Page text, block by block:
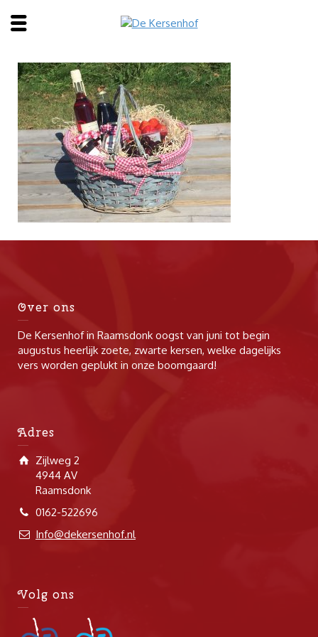
Over ons
De Kersenhof in Raamsdonk oogst van juni tot begin
augustus heerlijk zoete, zwarte kersen, welke dagelijks
vers worden geplukt in onze boomgaard!
Adres
Zijlweg 2
4944 AV
Raamsdonk
0162-522696
Info@dekersenhof.nl
Volg ons